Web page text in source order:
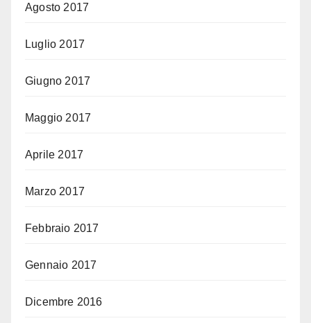
Agosto 2017
Luglio 2017
Giugno 2017
Maggio 2017
Aprile 2017
Marzo 2017
Febbraio 2017
Gennaio 2017
Dicembre 2016